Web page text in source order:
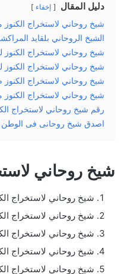
دليل المقال إخفاء
شيخ روحاني لاستخراج
الشيخ الروحاني بلقايد
شيخ روحاني لاستخراج الكنوز
شيخ روحاني لاستخراج الكنوز
شيخ روحاني لاستخراج الكنوز
شيخ روحاني لاستخراج الكنوز
رقم شيخ روحاني لاستخراج
اصدق شيخ روحانى فى الوطن
شيخ روحاني
شيخ روحاني لاستخراج
شيخ روحاني لاستخراج
شيخ روحاني لاستخراج
شيخ روحاني لاستخراج
شيخ روحاني لاستخراج